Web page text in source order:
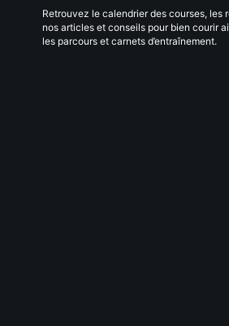
Retrouvez le calendrier des courses, les
nos articles et conseils pour bien courir
les parcours et carnets d’entraînement.